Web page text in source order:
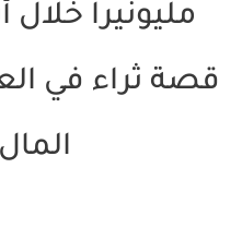
مليونيراً خلال
قصة ثراء في